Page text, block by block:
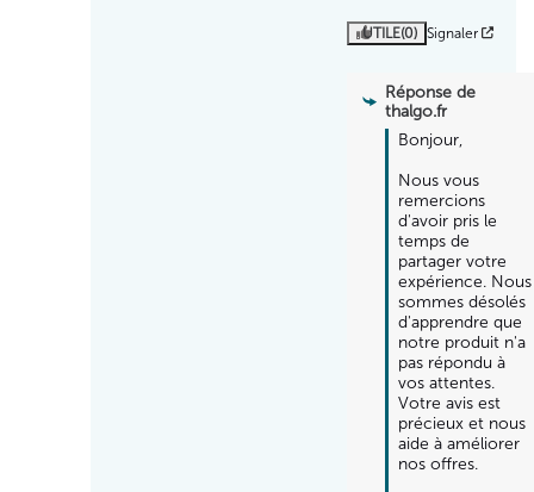
UTILE(0) Signaler
Réponse de
thalgo.fr
Bonjour,
Nous vous
remercions
d'avoir pris le
temps de
partager votre
expérience. Nous
sommes désolés
d'apprendre que
notre produit n'a
pas répondu à
vos attentes.
Votre avis est
précieux et nous
aide à améliorer
nos offres.